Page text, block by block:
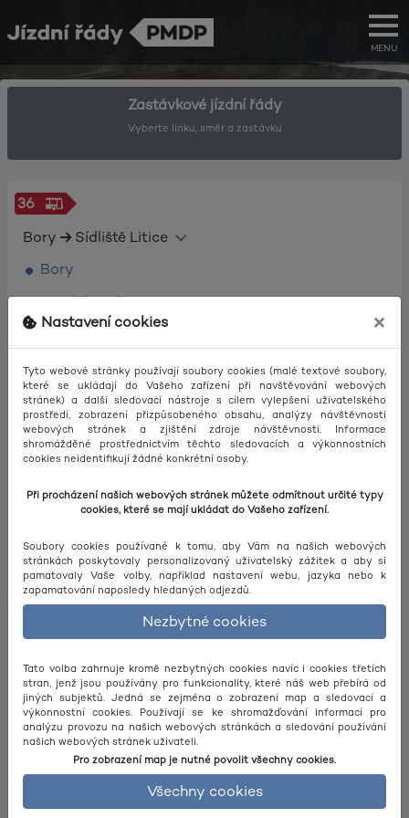
Nastavení cookies ×
Tyto webové stránky používají soubory cookies (malé textové soubory,
které se ukládají do Vašeho zařízení při navštěvování webových
stránek) a další sledovací nástroje s cílem vylepšení uživatelského
prostředí, zobrazení přizpůsobeného obsahu, analýzy návštěvnosti
webových stránek a zjištění zdroje návštěvnosti. Informace
shromážděné prostřednictvím těchto sledovacích a výkonnostních
cookies neidentifikují žádné konkrétní osoby.
Při procházení našich webových stránek můžete odmítnout určité typy
cookies, které se mají ukládat do Vašeho zařízení.
Soubory cookies používané k tomu, aby Vám na našich webových
stránkách poskytovaly personalizovaný uživatelský zážitek a aby si
pamatovaly Vaše volby, například nastavení webu, jazyka nebo k
zapamatování naposledy hledaných odjezdů.
Nezbytné cookies
Tato volba zahrnuje kromě nezbytných cookies navíc i cookies třetích
stran, jenž jsou používány pro funkcionality, které náš web přebírá od
jiných subjektů. Jedná se zejména o zobrazení map a sledovací a
výkonnostní cookies. Používají se ke shromažďování informací pro
analýzu provozu na našich webových stránkách a sledování používání
našich webových stránek uživateli.
Pro zobrazení map je nutné povolit všechny cookies.
Všechny cookies
MENU
Zastávkové jízdní řády
Vyberte linku, směr a zastávku
36
Bory
Sídliště Litice
Bory
Borský park
U Přehrady
Tyršův sad
Višňovka
Přeučilova
Náves Litice
Větrná
Sídliště Litice
Sídliště Litice
Bory
Sídliště Litice
Náves Litice
Přeučilova
Višňovka